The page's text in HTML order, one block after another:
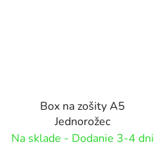
Box na zošity A5
Jednorožec
Na sklade - Dodanie 3-4 dni